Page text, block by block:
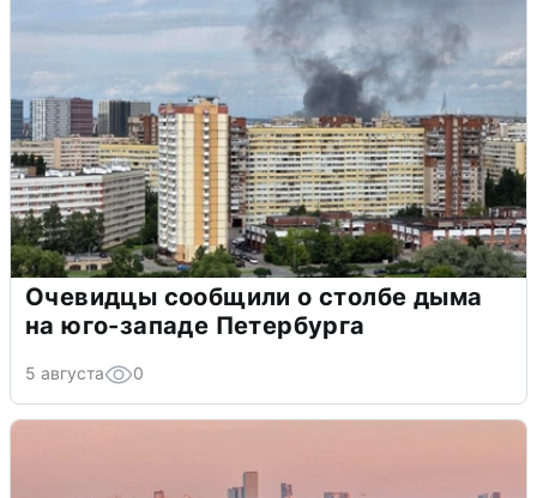
Очевидцы сообщили о столбе дыма
на юго-западе Петербурга
5 августа 0